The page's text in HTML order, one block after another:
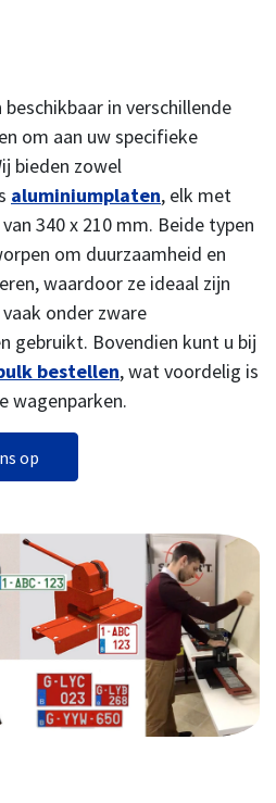
in verschillende
om aan uw specifieke
bieden zowel
aluminiumplaten, elk met
340 x 210 mm. Beide typen
om duurzaamheid en
waardoor ze ideaal zijn
onder zware
gebruikt. Bovendien kunt u bij
bestellen, wat voordelig is
wagenparken.
op